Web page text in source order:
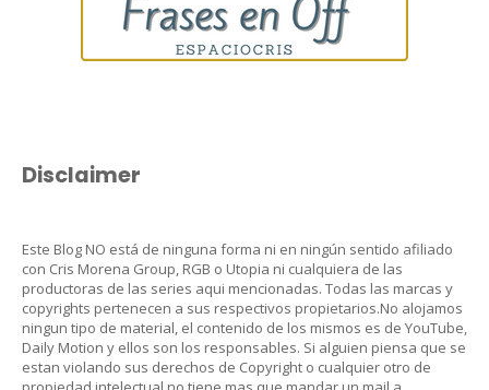
Disclaimer
Este Blog NO está de ninguna forma ni en ningún sentido afiliado
con Cris Morena Group, RGB o Utopia ni cualquiera de las
productoras de las series aqui mencionadas. Todas las marcas y
copyrights pertenecen a sus respectivos propietarios.No alojamos
ningun tipo de material, el contenido de los mismos es de YouTube,
Daily Motion y ellos son los responsables. Si alguien piensa que se
estan violando sus derechos de Copyright o cualquier otro de